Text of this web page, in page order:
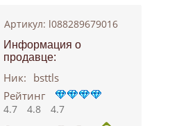
Артикул: l088289679016
Информация о
продавце:
Ник: bsttls
Рейтинг
4.7 4.8 4.7